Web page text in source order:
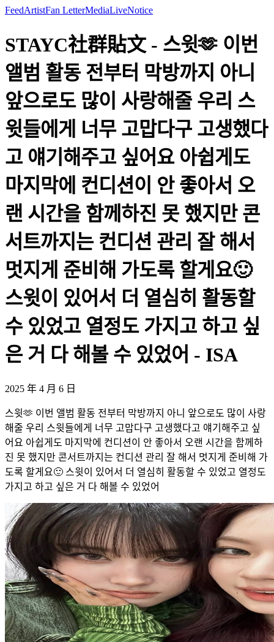
FeedArtistFan LetterMediaLiveNotice
STAYC社群貼文 - 스윗🫶 이번
앨범 활동 전부터 막방까지 아니
앞으로도 많이 사랑해줄 우리 스
윗들에게 너무 고맙다구 고생했다
고 얘기해주고 싶어요 아쉽게도
마지막에 컨디션이 안 좋아서 오
랜 시간을 함께하진 못 했지만 콘
서트까지는 컨디션 관리 잘 해서
멋지게 준비해 가도록 할게요🙂
스윗이 있어서 더 열심히 활동할
수 있었고 열정도 가지고 하고 싶
은 거 다 해볼 수 있었어 - ISA
2025 年 4 月 6 日
스윗🫶 이번 앨범 활동 전부터 막방까지 아니 앞으로도 많이 사랑
해줄 우리 스윗들에게 너무 고맙다구 고생했다고 얘기해주고 싶
어요 아쉽게도 마지막에 컨디션이 안 좋아서 오랜 시간을 함께하
진 못 했지만 콘서트까지는 컨디션 관리 잘 해서 멋지게 준비해 가
도록 할게요🙂 스윗이 있어서 더 열심히 활동할 수 있었고 열정도
가지고 하고 싶은 거 다 해볼 수 있었어